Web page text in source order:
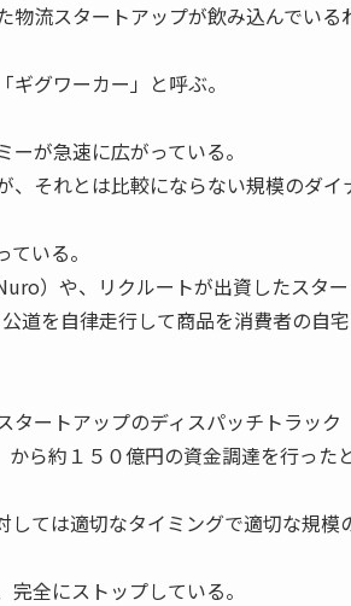
物流スタートアップが飲み込んでいる
グワーカー」と呼ぶ。
が急速に広がっている。
、それとは比較にならない規模のダイ
いる。
）や、リクルートが出資したスター
道を自律走行して商品を消費者の自宅
ートアップのディスパッチトラック
ら約１５０億円の資金調達を行った
ては適切なタイミングで適切な規模
全にストップしている。